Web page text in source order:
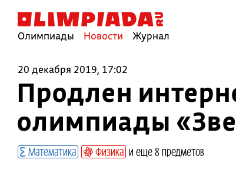
Олимпиады Новости Журнал
20 декабря 2019, 17:02
Продлен
олимпиады
Математика Физика и еще 8 предметов